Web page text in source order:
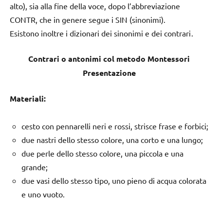
alto), sia alla fine della voce, dopo l’abbreviazione
CONTR, che in genere segue i SIN (sinonimi).
Esistono inoltre i dizionari dei sinonimi e dei contrari.
Contrari o antonimi col metodo Montessori
Presentazione
Materiali:
cesto con pennarelli neri e rossi, strisce frase e forbici;
due nastri dello stesso colore, una corto e una lungo;
due perle dello stesso colore, una piccola e una
grande;
due vasi dello stesso tipo, uno pieno di acqua colorata
e uno vuoto.